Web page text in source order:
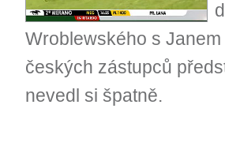
Wroblewského s
českých zástupců
nevedl si špatně.